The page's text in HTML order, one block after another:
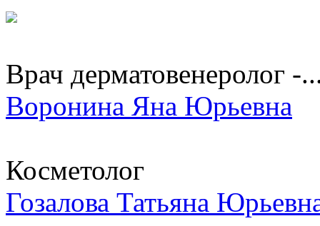
Врач дерматовенеролог -
Воронина Яна Юрьевна
Косметолог
Гозалова Татьяна